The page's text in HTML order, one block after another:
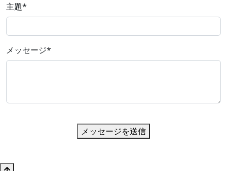
主題*
メッセージ*
メッセージを送信